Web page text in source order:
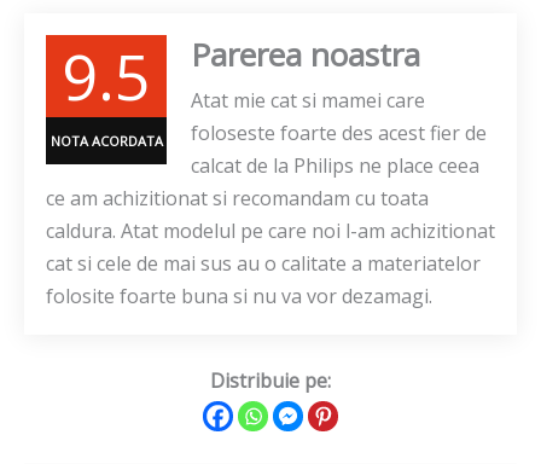
9.5
NOTA ACORDATA
Parerea noastra
Atat mie cat si mamei care
foloseste foarte des acest fier de
calcat de la Philips ne place ceea
ce am achizitionat si recomandam cu toata
caldura. Atat modelul pe care noi l-am achizitionat
cat si cele de mai sus au o calitate a materiatelor
folosite foarte buna si nu va vor dezamagi.
Distribuie pe: